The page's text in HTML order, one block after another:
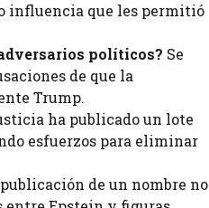
influencia que les permitió
políticos? Se
de que la
Trump.
ha publicado un lote
esfuerzos para eliminar
de un nombre no